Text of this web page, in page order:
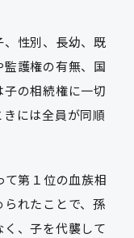
、性別、長幼、既
護権の有無、国
の相続権に一切
には全員が同順
て第１位の血族相
れたことで、孫
、子を代襲して